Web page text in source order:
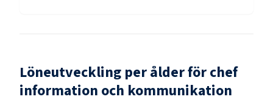
Löneutveckling per ålder förchef
information och kommunikation